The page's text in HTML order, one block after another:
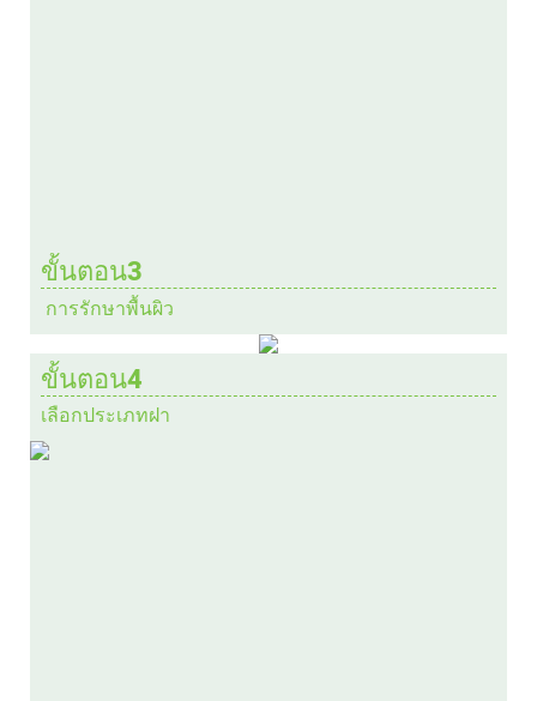
ขั้นตอน3
การรักษาพื้นผิว
ขั้นตอน4
เลือกประเภทฝา